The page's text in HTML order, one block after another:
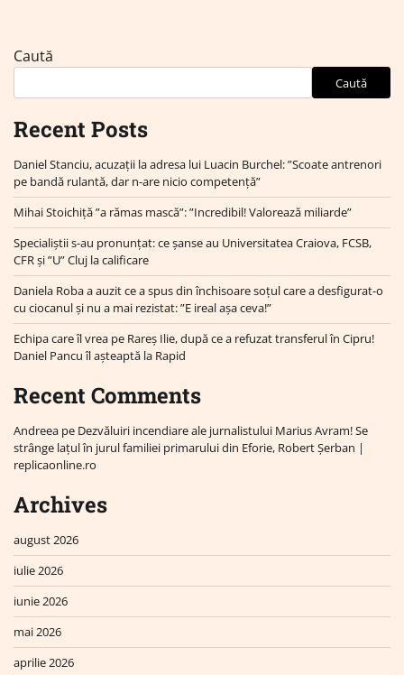
Caută
Caută
Recent Posts
Daniel Stanciu, acuzații la adresa lui Luacin Burchel: ”Scoate antrenori
pe bandă rulantă, dar n-are nicio competență”
Mihai Stoichiță ”a rămas mască”: ”Incredibil! Valorează miliarde”
Specialiștii s-au pronunțat: ce șanse au Universitatea Craiova, FCSB,
CFR și ”U” Cluj la calificare
Daniela Roba a auzit ce a spus din închisoare soțul care a desfigurat-o
cu ciocanul și nu a mai rezistat: ”E ireal așa ceva!”
Echipa care îl vrea pe Rareș Ilie, după ce a refuzat transferul în Cipru!
Daniel Pancu îl așteaptă la Rapid
Recent Comments
Andreea pe Dezvăluiri incendiare ale jurnalistului Marius Avram! Se
strânge lațul în jurul familiei primarului din Eforie, Robert Șerban |
replicaonline.ro
Archives
august 2026
iulie 2026
iunie 2026
mai 2026
aprilie 2026